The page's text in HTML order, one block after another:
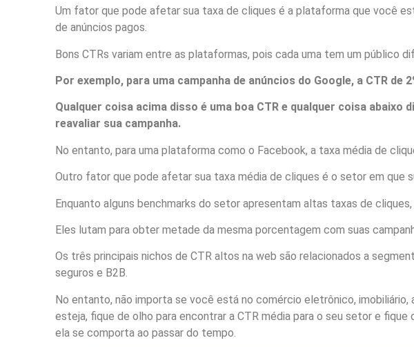
Um fator que pode afetar sua taxa de cliques é a plataforma que você
de anúncios pagos.
Bons CTRs variam entre as plataformas, pois cada uma tem um público
Por exemplo, para uma campanha de anúncios do Google, a CTR de
Qualquer coisa acima disso é uma boa CTR e qualquer coisa abaixo
reavaliar sua campanha.
No entanto, para uma plataforma como o Facebook, a taxa média de
Outro fator que pode afetar sua taxa média de cliques é o setor em que
Enquanto alguns benchmarks do setor apresentam altas taxas de
Eles lutam para obter metade da mesma porcentagem com suas
Os três principais nichos de CTR altos na web são relacionados a
seguros e B2B.
No entanto, não importa se você está no comércio eletrônico,
esteja, fique de olho para encontrar a CTR média para o seu setor e fique
ela se comporta ao passar do tempo.